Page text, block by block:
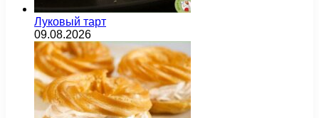
Луковый тарт
09.08.2026